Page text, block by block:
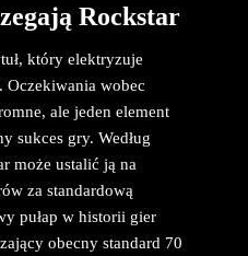
Rockstar
który elektryzuje
Oczekiwania wobec
ale jeden element
sukces gry. Według
może ustalić ją na
za standardową
pułap w historii gier
obecny standard 70